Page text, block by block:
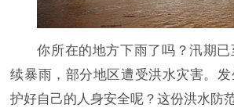
你所在的地方下雨了吗？汛期
续暴雨，部分地区遭受洪水灾害。
护好自己的人身安全呢？这份洪水防